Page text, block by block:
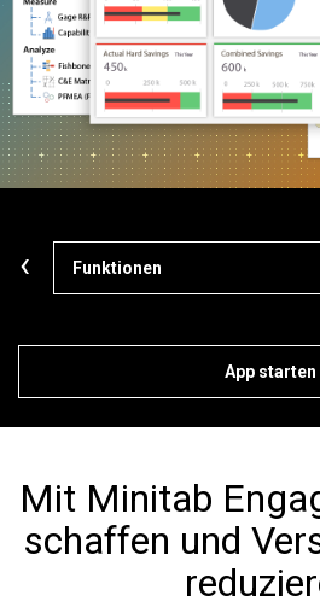
Funktionen
‹
App starten
Mit Minitab
schaffen und